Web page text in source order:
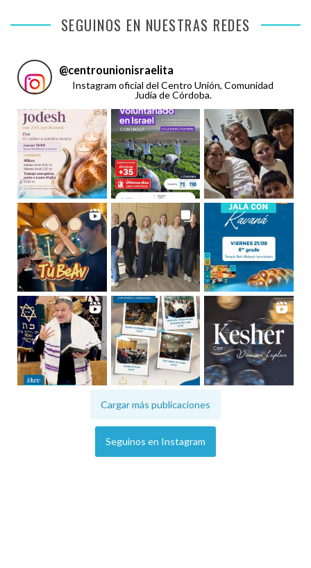
SEGUINOS EN NUESTRAS REDES
@centrounionisraelita
Instagram oficial del Centro Unión, Comunidad
Judía de Córdoba.
Cargar más publicaciones
Seguinos en Instagram